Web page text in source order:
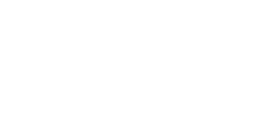
するものではありません。
間は出荷製品に未対応品が
い限り、2022年1月12日よ